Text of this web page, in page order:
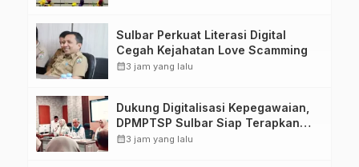
Sulbar Perkuat Literasi Digital
Cegah Kejahatan Love Scamming
calendar_month3 jam yang lalu
Dukung Digitalisasi Kepegawaian,
DPMPTSP Sulbar Siap Terapkan
Aplikasi FLEKSI ASN
calendar_month3 jam yang lalu